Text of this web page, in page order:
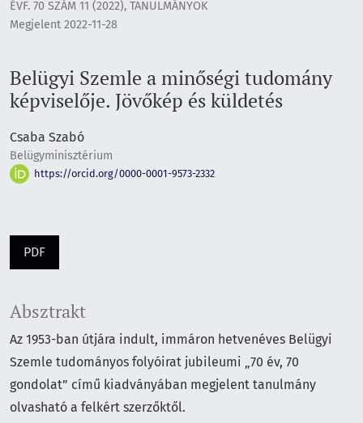
ÉVF. 70 SZÁM 11 (2022), TANULMÁNYOK
Belügyi Szemle a minőségi tudomány
képviselője. Jövőkép és küldetés
Megjelent 2022-11-28
Csaba Szabó
Belügyminisztérium
https://orcid.org/0000-0001-9573-2332
PDF
Absztrakt
Az 1953-ban útjára indult, immáron hetvenéves Belügyi
Szemle tudományos folyóirat jubileumi „70 év, 70
gondolat” című kiadványában megjelent tanulmány
olvasható a felkért szerzőktől.